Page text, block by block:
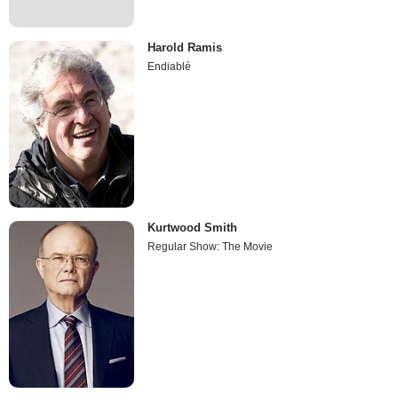
Harold Ramis
Endiablé
Kurtwood Smith
Regular Show: The Movie